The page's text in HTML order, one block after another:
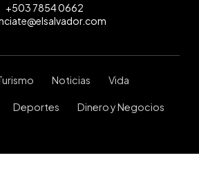
+503 7854 0662
Noticias Vida
Deportes Dinero y Negocios